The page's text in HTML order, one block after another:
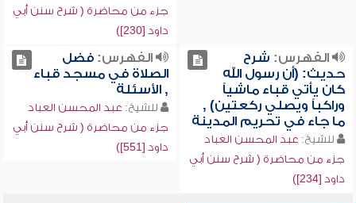
جزء من محاضرة ( شرح سنن أبي
داود [230])
الفهرس: شرح
حديث: (أن رسول الله
كان يأتي قباء ماشياً
وراكباً ويصلي ركعتين) ,
ما جاء في تحريم المدينة
للشيخ: عبد المحسن العباد
جزء من محاضرة ( شرح سنن أبي
داود [234])
الفهرس:فضل
الصلاة في مسجد قباء
, الأسئلة
للشيخ: عبد المحسن العباد
جزء من محاضرة ( شرح سنن أبي
داود [551])